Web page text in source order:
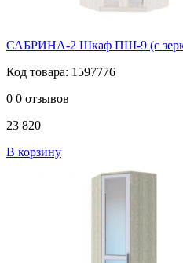
САБРИНА-2 Шкаф ПШ-9 (с
Код товара: 1597776
0 0 отзывов
23 820
В корзину